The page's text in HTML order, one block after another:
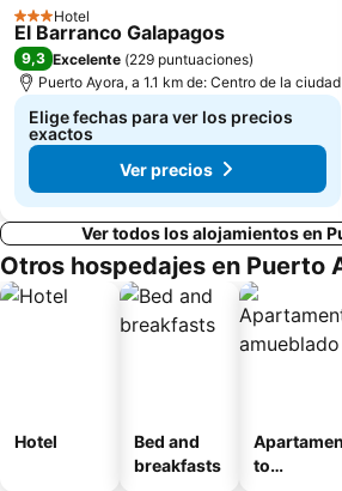
3 Estrellas
Hotel
El Barranco Galapagos
9,3 Excelente (229 puntuaciones)
Puerto Ayora, a 1.1 km de: Centro de la ciudad
Elige fechas para ver los precios
exactos
Ver precios
Ver todos los alojamientos en
Otros hospedajes en Puerto
Hotel
Bed and
breakfasts
Apartamen
to